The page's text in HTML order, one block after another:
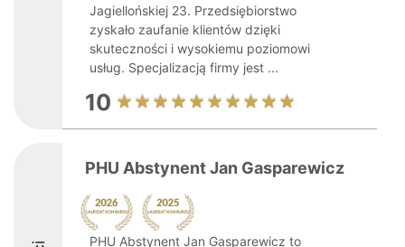
Jagiellońskiej 23. Przedsiębiorstwo
zyskało zaufanie klientów dzięki
skuteczności i wysokiemu poziomowi
usług. Specjalizacją firmy jest ...
10
PHU Abstynent Jan Gasparewicz
PHU Abstynent Jan Gasparewicz to